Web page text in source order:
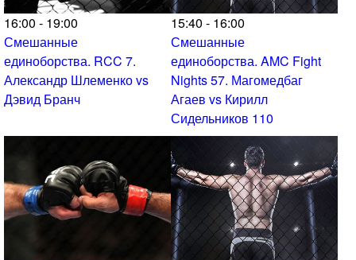
16:00 - 19:00
Смешанные
единоборства. RCC 7.
Александр Шлеменко vs
Дэвид Бранч
15:40 - 16:00
Смешанные
единоборства. AMC Fight
Nights 57. Магомедбаг
Агаев vs Кирилл
Сидельников 110